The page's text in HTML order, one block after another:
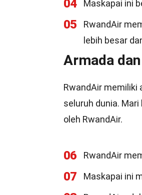
04 Maskapai ini
05
RwandAir
lebih besar
Armada
RwandAir memiliki
seluruh dunia.
oleh RwandAir.
06 RwandAir
07 Maskapai ini